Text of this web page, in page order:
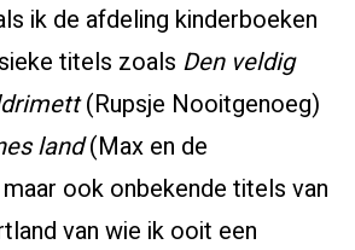
ik de afdeling kinderboeken
titels zoals Den veldig
(Rupsje Nooitgenoeg)
land(Max en de
ook onbekende titels van
van wie ik ooit een